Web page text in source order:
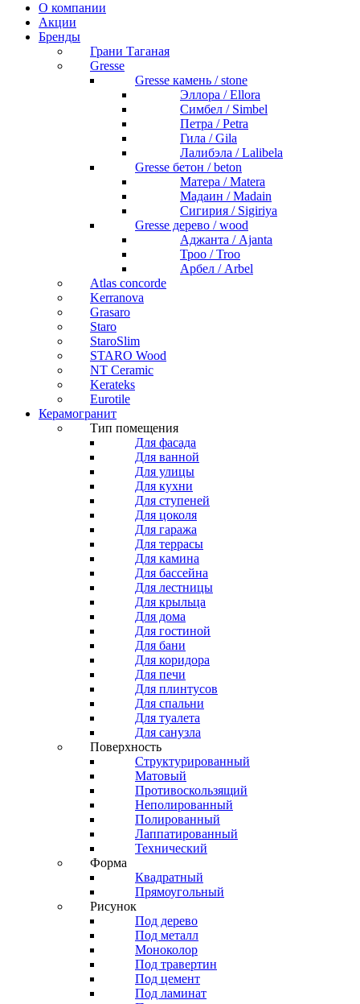
О компании
Акции
Бренды
Грани Таганая
Gresse
Gresse камень / stone
Эллора / Ellora
Симбел / Simbel
Петра / Petra
Гила / Gila
Лалибэла / Lalibela
Gresse бетон / beton
Матера / Matera
Мадаин / Madain
Сигирия / Sigiriya
Gresse дерево / wood
Аджанта / Ajanta
Троо / Troo
Арбел / Arbel
Atlas concorde
Kerranova
Grasaro
Staro
StaroSlim
STARO Wood
NT Ceramic
Kerateks
Eurotile
Керамогранит
Тип помещения
Для фасада
Для ванной
Для улицы
Для кухни
Для ступеней
Для цоколя
Для гаража
Для террасы
Для камина
Для бассейна
Для лестницы
Для крыльца
Для дома
Для гостиной
Для бани
Для коридора
Для печи
Для плинтусов
Для спальни
Для туалета
Для санузла
Поверхность
Структурированный
Матовый
Противоскользящий
Неполированный
Полированный
Лаппатированный
Технический
Форма
Квадратный
Прямоугольный
Рисунок
Под дерево
Под металл
Моноколор
Под травертин
Под цемент
Под ламинат